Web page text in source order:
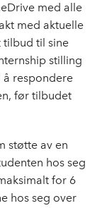
med alle
med aktuelle
tilbud til sine
stilling
å respondere
før tilbudet
støtte av en
hos seg
for 6
hos seg over